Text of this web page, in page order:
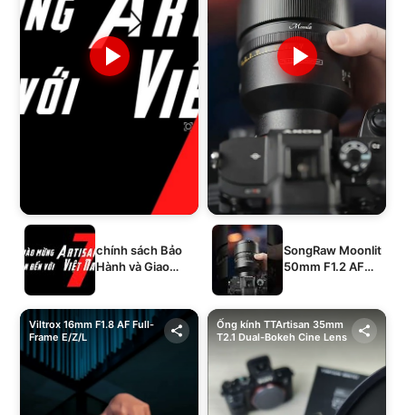
chính sách Bảo
Hành và Giao
SongRaw Moonlit
50mm F1.2 AF
Viltrox 16mm F1.8 AF Full-
Frame E/Z/L
Ống kính TTArtisan 35mm
T2.1 Dual-Bokeh Cine Lens